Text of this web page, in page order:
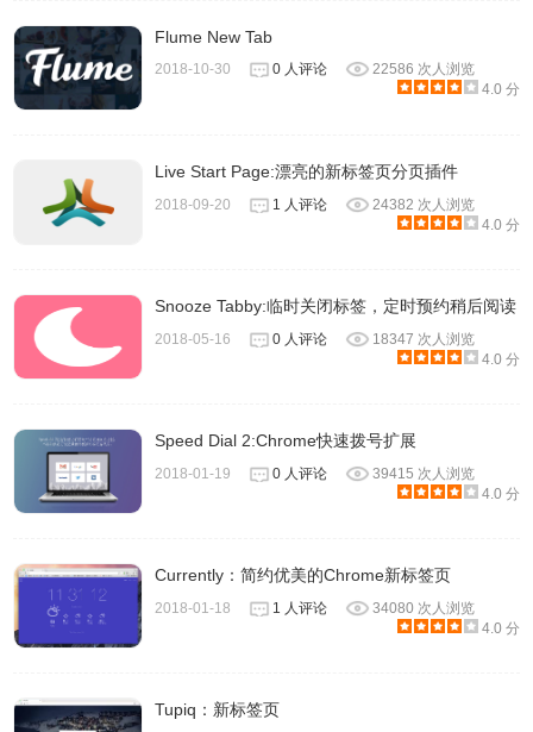
Flume New Tab
2018-10-30 0 人评论
22586 次人浏览
4.0 分
Live Start Page:漂亮的新标签页分页插件
2018-09-20 1 人评论
24382 次人浏览
4.0 分
Snooze Tabby:临时关闭标签，定时预约稍后阅读
2018-05-16 0 人评论
18347 次人浏览
4.0 分
Speed Dial 2:Chrome快速拨号扩展
2018-01-19 0 人评论
39415 次人浏览
4.0 分
Currently：简约优美的Chrome新标签页
2018-01-18 1 人评论
34080 次人浏览
4.0 分
Tupiq：新标签页